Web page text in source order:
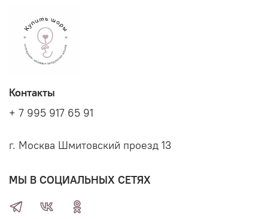
Контакты
+ 7 995 917 65 91
г. Москва Шмитовский проезд 13
МЫ В СОЦИАЛЬНЫХ СЕТЯХ